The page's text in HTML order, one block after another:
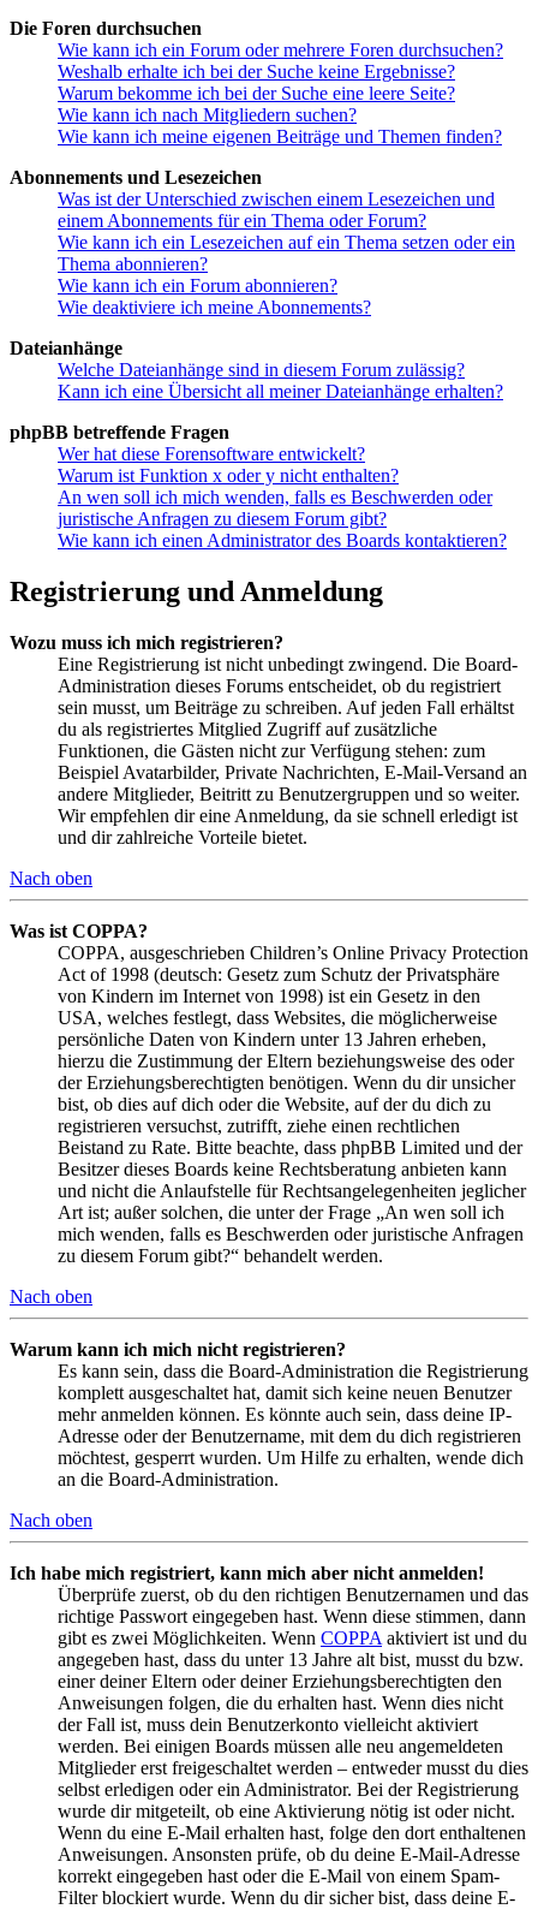
Die Foren durchsuchen
Wie kann ich ein Forum oder mehrere Foren durchsuchen?
Weshalb erhalte ich bei der Suche keine Ergebnisse?
Warum bekomme ich bei der Suche eine leere Seite?
Wie kann ich nach Mitgliedern suchen?
Wie kann ich meine eigenen Beiträge und Themen finden?
Abonnements und Lesezeichen
Was ist der Unterschied zwischen einem Lesezeichen und
einem Abonnements für ein Thema oder Forum?
Wie kann ich ein Lesezeichen auf ein Thema setzen oder ein
Thema abonnieren?
Wie kann ich ein Forum abonnieren?
Wie deaktiviere ich meine Abonnements?
Dateianhänge
Welche Dateianhänge sind in diesem Forum zulässig?
Kann ich eine Übersicht all meiner Dateianhänge erhalten?
phpBB betreffende Fragen
Wer hat diese Forensoftware entwickelt?
Warum ist Funktion x oder y nicht enthalten?
An wen soll ich mich wenden, falls es Beschwerden oder
juristische Anfragen zu diesem Forum gibt?
Wie kann ich einen Administrator des Boards kontaktieren?
Registrierung und Anmeldung
Wozu muss ich mich registrieren?
Eine Registrierung ist nicht unbedingt zwingend. Die Board-
Administration dieses Forums entscheidet, ob du registriert
sein musst, um Beiträge zu schreiben. Auf jeden Fall erhältst
du als registriertes Mitglied Zugriff auf zusätzliche
Funktionen, die Gästen nicht zur Verfügung stehen: zum
Beispiel Avatarbilder, Private Nachrichten, E-Mail-Versand an
andere Mitglieder, Beitritt zu Benutzergruppen und so weiter.
Wir empfehlen dir eine Anmeldung, da sie schnell erledigt ist
und dir zahlreiche Vorteile bietet.
Nach oben
Was ist COPPA?
COPPA, ausgeschrieben Children’s Online Privacy Protection
Act of 1998 (deutsch: Gesetz zum Schutz der Privatsphäre
von Kindern im Internet von 1998) ist ein Gesetz in den
USA, welches festlegt, dass Websites, die möglicherweise
persönliche Daten von Kindern unter 13 Jahren erheben,
hierzu die Zustimmung der Eltern beziehungsweise des oder
der Erziehungsberechtigten benötigen. Wenn du dir unsicher
bist, ob dies auf dich oder die Website, auf der du dich zu
registrieren versuchst, zutrifft, ziehe einen rechtlichen
Beistand zu Rate. Bitte beachte, dass phpBB Limited und der
Besitzer dieses Boards keine Rechtsberatung anbieten kann
und nicht die Anlaufstelle für Rechtsangelegenheiten jeglicher
Art ist; außer solchen, die unter der Frage „An wen soll ich
mich wenden, falls es Beschwerden oder juristische Anfragen
zu diesem Forum gibt?“ behandelt werden.
Nach oben
Warum kann ich mich nicht registrieren?
Es kann sein, dass die Board-Administration die Registrierung
komplett ausgeschaltet hat, damit sich keine neuen Benutzer
mehr anmelden können. Es könnte auch sein, dass deine IP-
Adresse oder der Benutzername, mit dem du dich registrieren
möchtest, gesperrt wurden. Um Hilfe zu erhalten, wende dich
an die Board-Administration.
Nach oben
Ich habe mich registriert, kann mich aber nicht anmelden!
Überprüfe zuerst, ob du den richtigen Benutzernamen und das
richtige Passwort eingegeben hast. Wenn diese stimmen, dann
gibt es zwei Möglichkeiten. Wenn COPPA aktiviert ist und du
angegeben hast, dass du unter 13 Jahre alt bist, musst du bzw.
einer deiner Eltern oder deiner Erziehungsberechtigten den
Anweisungen folgen, die du erhalten hast. Wenn dies nicht
der Fall ist, muss dein Benutzerkonto vielleicht aktiviert
werden. Bei einigen Boards müssen alle neu angemeldeten
Mitglieder erst freigeschaltet werden – entweder musst du dies
selbst erledigen oder ein Administrator. Bei der Registrierung
wurde dir mitgeteilt, ob eine Aktivierung nötig ist oder nicht.
Wenn du eine E-Mail erhalten hast, folge den dort enthaltenen
Anweisungen. Ansonsten prüfe, ob du deine E-Mail-Adresse
korrekt eingegeben hast oder die E-Mail von einem Spam-
Filter blockiert wurde. Wenn du dir sicher bist, dass deine E-